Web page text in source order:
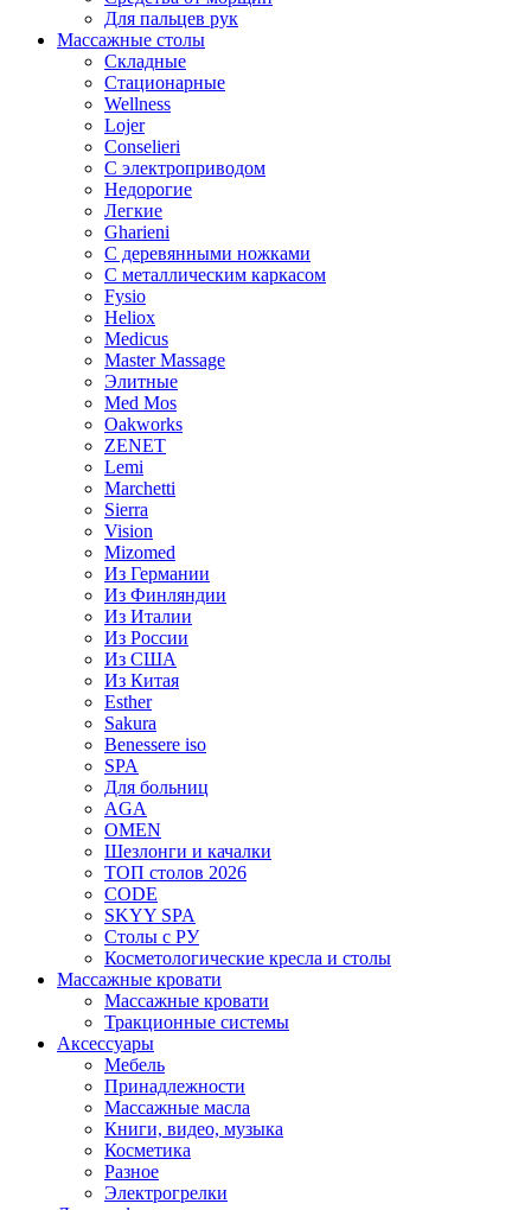
Для пальцев рук
Массажные столы
Складные
Стационарные
Wellness
Lojer
Conselieri
С электроприводом
Недорогие
Легкие
Gharieni
С деревянными ножками
С металлическим каркасом
Fysio
Heliox
Medicus
Master Massage
Элитные
Med Mos
Oakworks
ZENET
Lemi
Marchetti
Sierra
Vision
Mizomed
Из Германии
Из Финляндии
Из Италии
Из России
Из США
Из Китая
Esther
Sakura
Benessere iso
SPA
Для больниц
AGA
OMEN
Шезлонги и качалки
ТОП столов 2026
CODE
SKYY SPA
Столы с РУ
Косметологические кресла и столы
Массажные кровати
Массажные кровати
Тракционные системы
Аксессуары
Мебель
Принадлежности
Массажные масла
Книги, видео, музыка
Косметика
Разное
Электрогрелки